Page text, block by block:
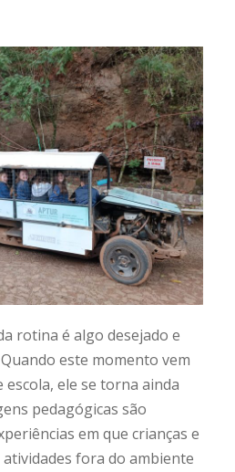
rotina é algo desejado e
este momento vem
escola, ele se torna ainda
pedagógicas são
em que crianças e
fora do ambiente